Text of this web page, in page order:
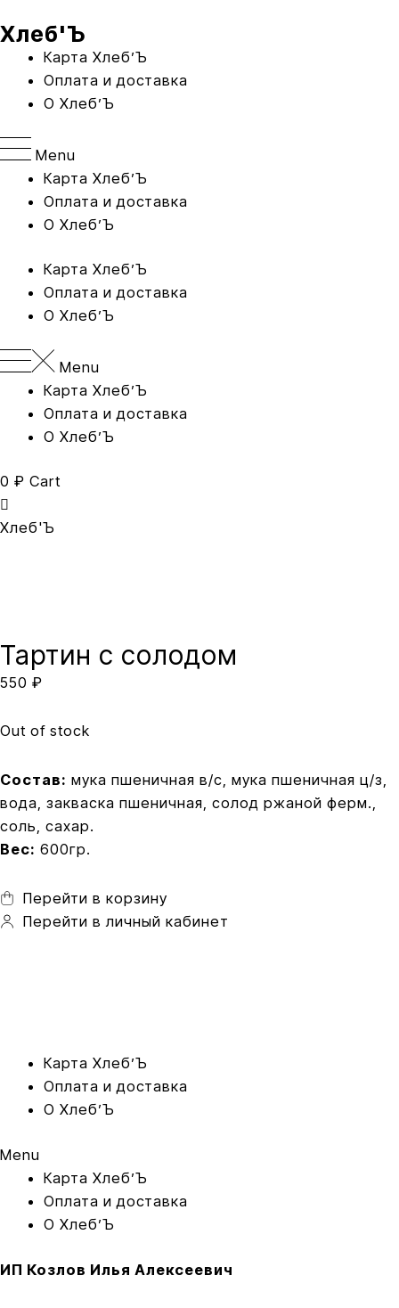
к
содержимому
Хлеб'Ъ
Карта Xлеб’Ъ
Оплата и доставка
O Хлеб’Ъ
Menu
Карта Xлеб’Ъ
Оплата и доставка
O Хлеб’Ъ
Карта Xлеб’Ъ
Оплата и доставка
O Хлеб’Ъ
Menu
Карта Xлеб’Ъ
Оплата и доставка
O Хлеб’Ъ
0 ₽ Cart
Хлеб'Ъ
Тартин с солодом
550 ₽
Out of stock
Состав: мука пшеничная в/с, мука пшеничная ц/з,
вода, закваска пшеничная, солод ржаной ферм.,
соль, сахар.
Вес: 600гр.
Перейти в корзину
Перейти в личный кабинет
Карта Xлеб’Ъ
Оплата и доставка
O Хлеб’Ъ
Menu
Карта Xлеб’Ъ
Оплата и доставка
O Хлеб’Ъ
ИП Козлов Илья Алексеевич